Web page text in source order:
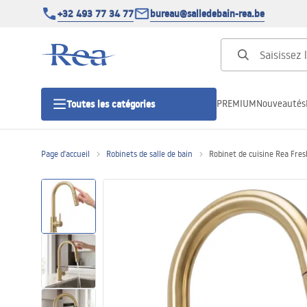
+32 493 77 34 77 bureau@salledebain-rea.be
Toutes les catégories
Portes de douche
Receveurs de douche
Caniveaux de douche
PREMIUMNouveautés
Page d'accueil Robinets de salle de bain Robinet de cuisine Rea